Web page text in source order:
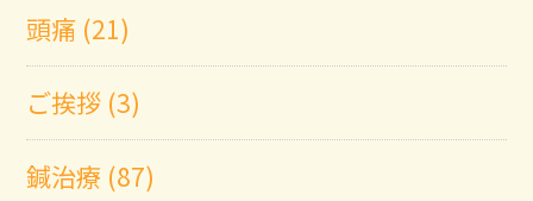
頭痛 (21)
ご挨拶 (3)
鍼治療 (87)